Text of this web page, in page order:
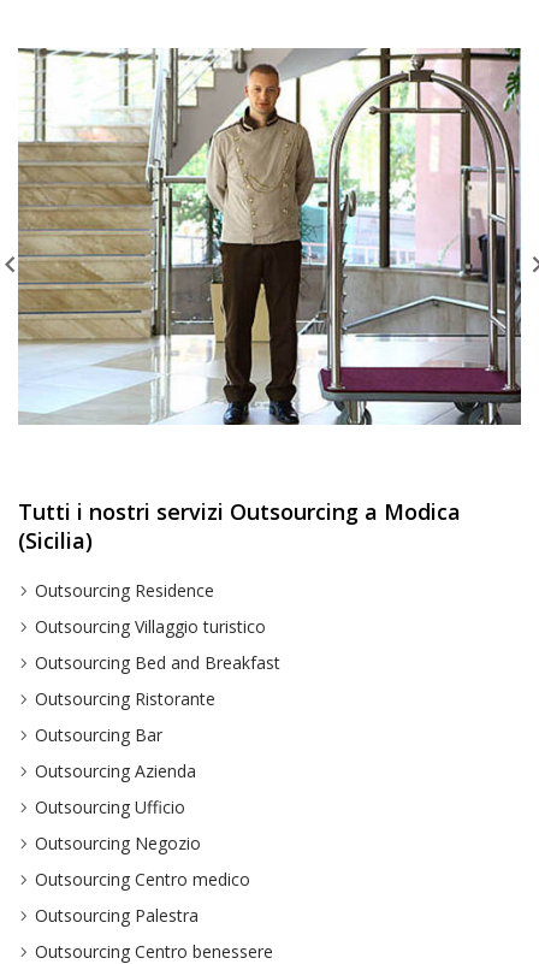
Tutti i nostri servizi Outsourcing a Modica
(Sicilia)
Outsourcing Residence
Outsourcing Villaggio turistico
Outsourcing Bed and Breakfast
Outsourcing Ristorante
Outsourcing Bar
Outsourcing Azienda
Outsourcing Ufficio
Outsourcing Negozio
Outsourcing Centro medico
Outsourcing Palestra
Outsourcing Centro benessere